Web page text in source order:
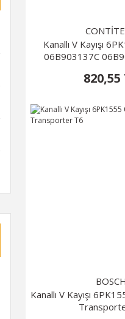
Kanallı V Kayışı
06B903137C
820,55
BOSCH
Kanallı V Kayışı